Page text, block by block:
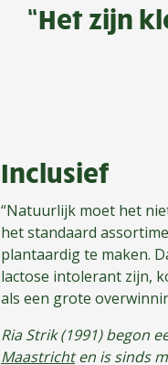
“Het zijn
Inclusief
“Natuurlijk moet het
het standaard
plantaardig te maken.
lactose intolerant zijn,
als een grote
Ria Strik (1991) begon
Maastrichten is sinds